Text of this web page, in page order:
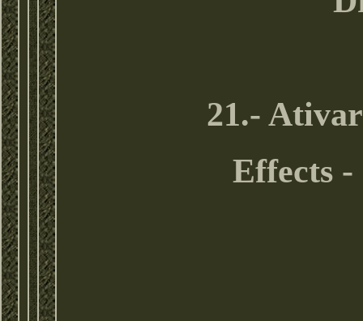
21.-
Effects -